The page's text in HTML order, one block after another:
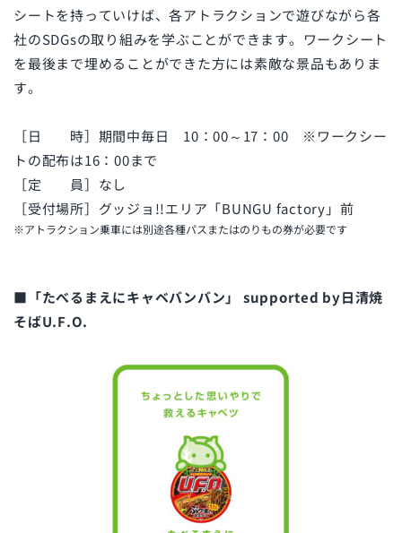
シートを持っていけば、各アトラクションで遊びながら各
社のSDGsの取り組みを学ぶことができます。ワークシート
を最後まで埋めることができた方には素敵な景品もありま
す。
［日 時］期間中毎日 10：00～17：00 ※ワークシー
トの配布は16：00まで
［定 員］なし
［受付場所］グッジョ!!エリア「BUNGU factory」前
※アトラクション乗車には別途各種パスまたはのりもの券が必要です
■「たべるまえにキャベバンバン」 supported by日清焼
そばU.F.O.